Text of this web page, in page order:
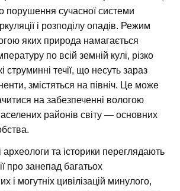
порушення сучасної системи
і розподілу опадів. Режим
яких природа намагається
по всій земній кулі, різко
струминні течії, що несуть зараз
змістяться на північ. Це може
на забезпеченні вологою
районів світу — основних
археологи та історики переглядають
про занепад багатьох
і могутніх цивілізацій минулого,